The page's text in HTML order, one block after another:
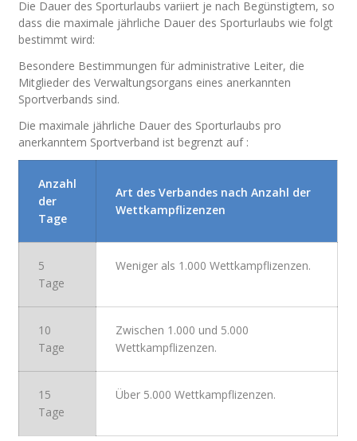
Die Dauer des Sporturlaubs variiert je nach Begünstigtem, so
dass die maximale jährliche Dauer des Sporturlaubs wie folgt
bestimmt wird:
Besondere Bestimmungen für administrative Leiter, die
Mitglieder des Verwaltungsorgans eines anerkannten
Sportverbands sind.
Die maximale jährliche Dauer des Sporturlaubs pro
anerkanntem Sportverband ist begrenzt auf :
Anzahl
der
Tage
Art des Verbandes nach Anzahl der
Wettkampflizenzen
5
Tage
Weniger als 1.000Wettkampflizenzen.
10
Tage
Zwischen 1.000 und 5.000
Wettkampflizenzen.
15
Tage
Über 5.000Wettkampflizenzen.